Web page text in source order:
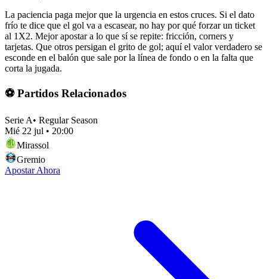
La paciencia paga mejor que la urgencia en estos cruces. Si el dato
frío te dice que el gol va a escasear, no hay por qué forzar un ticket
al 1X2. Mejor apostar a lo que sí se repite: fricción, corners y
tarjetas. Que otros persigan el grito de gol; aquí el valor verdadero se
esconde en el balón que sale por la línea de fondo o en la falta que
corta la jugada.
⚽ Partidos Relacionados
Serie A• Regular Season
Mié 22 jul • 20:00
Mirassol
Gremio
Apostar Ahora